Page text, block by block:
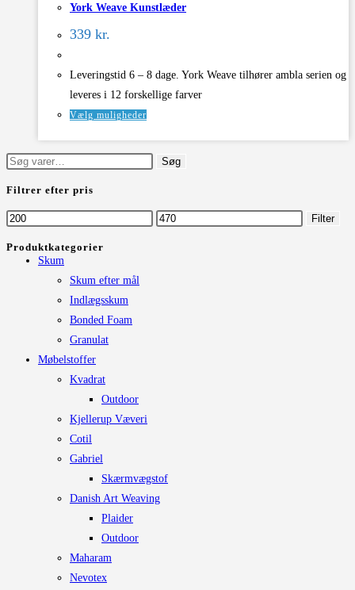
vælges
York Weave Kunstlæder
339 kr.
Leveringstid 6 – 8 dage. York Weave tilhører ambla serien og
leveres i 12 forskellige farver
Vælg mulighederDette
har
flere
Mulighederne
Søg
Søg
Filtrer efter pris
Mindste
Højeste
Filter
Produktkategorier
Skum
Skum efter mål
Indlægsskum
Bonded Foam
Granulat
Møbelstoffer
Kvadrat
Outdoor
Kjellerup Væveri
Cotil
Gabriel
Skærmvægstof
Danish Art Weaving
Plaider
Outdoor
Maharam
Nevotex